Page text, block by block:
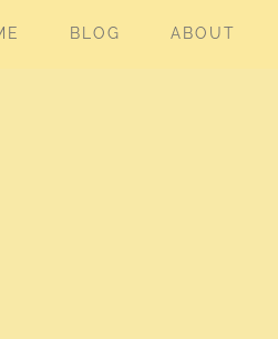
BLOG ABOUT